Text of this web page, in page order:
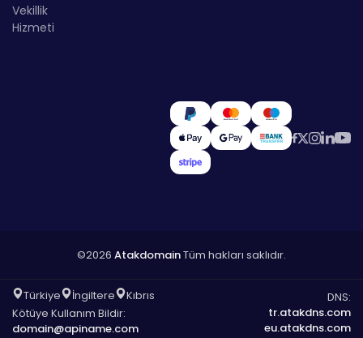
Vekillik
Hizmeti
©2026 AtakdomainTüm hakları saklıdır.
Türkiye İngiltere
Kıbrıs
Kötüye Kullanım Bildir:
domain@apiname.com
DNS:
tr.atakdns.com
eu.atakdns.com